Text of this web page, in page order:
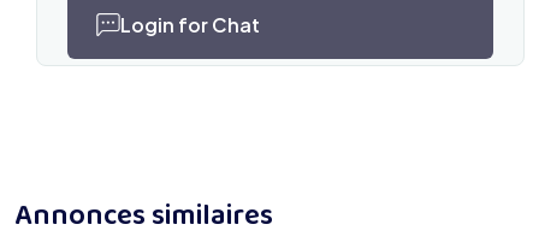
Login for Chat
Annonces similaires